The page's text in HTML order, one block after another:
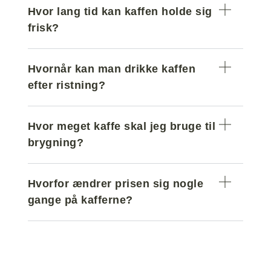
Hvor lang tid kan kaffen holde sig
frisk?
Hvornår kan man drikke kaffen
efter ristning?
Hvor meget kaffe skal jeg bruge til
brygning?
Hvorfor ændrer prisen sig nogle
gange på kafferne?